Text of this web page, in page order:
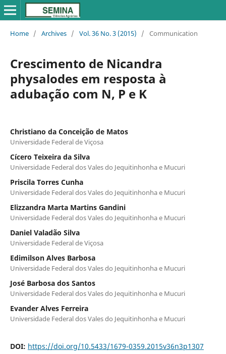
Home / Archives / Vol. 36 No. 3 (2015) / Communication
Crescimento de Nicandra
physalodes em resposta à
adubação com N, P e K
Christiano da Conceição de Matos
Universidade Federal de Viçosa
Cícero Teixeira da Silva
Universidade Federal dos Vales do Jequitinhonha e Mucuri
Priscila Torres Cunha
Universidade Federal dos Vales do Jequitinhonha e Mucuri
Elizzandra Marta Martins Gandini
Universidade Federal dos Vales do Jequitinhonha e Mucuri
Daniel Valadão Silva
Universidade Federal de Viçosa
Edimilson Alves Barbosa
Universidade Federal dos Vales do Jequitinhonha e Mucuri
José Barbosa dos Santos
Universidade Federal dos Vales do Jequitinhonha e Mucuri
Evander Alves Ferreira
Universidade Federal dos Vales do Jequitinhonha e Mucuri
DOI: https://doi.org/10.5433/1679-0359.2015v36n3p1307